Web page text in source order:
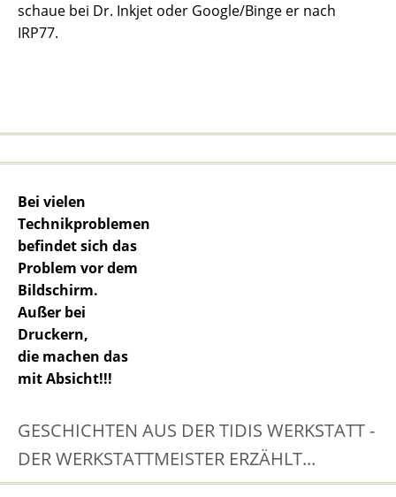
schaue bei Dr. Inkjet oder Google/Binge er nach
IRP77.
Bei vielen
Technikproblemen
befindet sich das
Problem vor dem
Bildschirm.
Außer bei
Druckern,
die machen das
mit Absicht!!!
GESCHICHTEN AUS DER TIDIS WERKSTATT -
DER WERKSTATTMEISTER ERZÄHLT...